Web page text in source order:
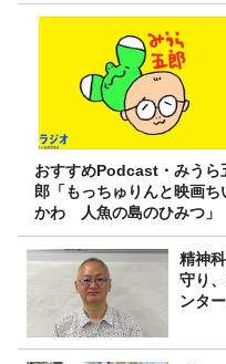
おすすめPodcast・みうら
郎「もっちゅりんと映画ち
かわ 人魚の島のひみつ」
精神
守り
ンタ